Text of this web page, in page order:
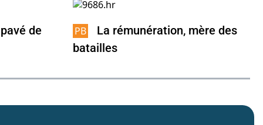
de
La rémunération, mère des
batailles